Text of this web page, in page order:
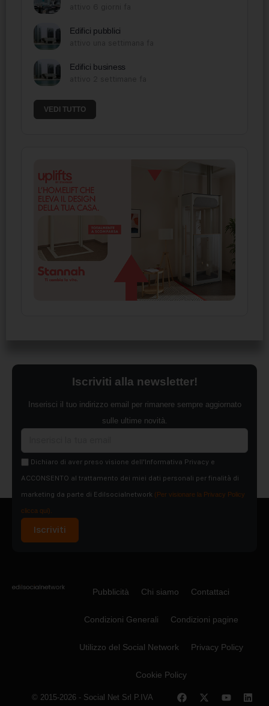
Edifici pubblici
Edifici business
VEDI TUTTO
Iscriviti alla newsletter!
Inserisci il tuo indirizzo email per rimanere sempre aggiornato
sulle ultime novità.
Dichiaro di aver preso visione dell'Informativa Privacy e
ACCONSENTO al trattamento dei miei dati personali per finalità di
marketing da parte di Edilsocialnetwork (Per visionare la Privacy Policy
clicca qui).
Iscriviti
Pubblicità Chi siamo Contattaci
Condizioni Generali Condizioni pagine
Utilizzo del Social Network Privacy Policy
Cookie Policy
© 2015-2026 - Social Net Srl P.IVA